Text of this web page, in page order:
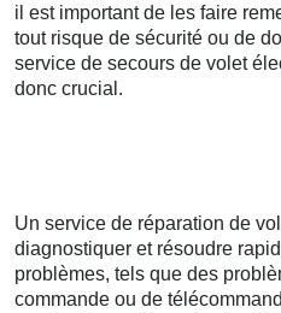
il est important de les faire
tout risque de sécurité ou de
service de secours de volet
donc crucial.
Un service de réparation de
diagnostiquer et résoudre
problèmes, tels que des
commande ou de